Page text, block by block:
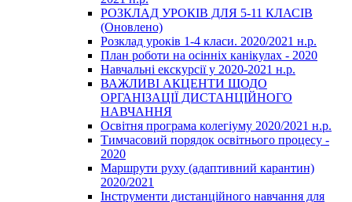
РОЗКЛАД УРОКІВ ДЛЯ 5-11 КЛАСІВ
(Оновлено)
Розклад уроків 1-4 класи. 2020/2021 н.р.
План роботи на осінніх канікулах - 2020
Навчальні екскурсії у 2020-2021 н.р.
ВАЖЛИВІ АКЦЕНТИ ЩОДО
ОРГАНІЗАЦІЇ ДИСТАНЦІЙНОГО
НАВЧАННЯ
Освітня програма колегіуму 2020/2021 н.р.
Тимчасовий порядок освітнього процесу -
2020
Маршрути руху (адаптивний карантин)
2020/2021
Інструменти дистанційного навчання для